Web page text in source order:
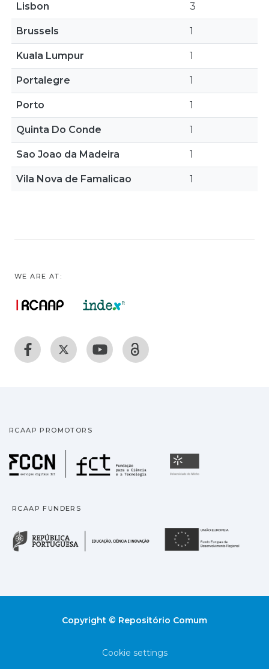
Lisbon 3
Brussels 1
Kuala Lumpur 1
Portalegre 1
Porto 1
Quinta Do Conde 1
Sao Joao da Madeira 1
Vila Nova de Famalicao 1
WE ARE AT:
RCAAP PROMOTORS
Fundação para a
RCAAP FUNDERS
República Portuguesa
Copyright © Repositório Comum
Cookie settings